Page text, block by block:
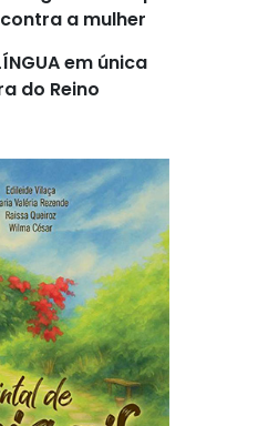
a mulher
em única
do Reino